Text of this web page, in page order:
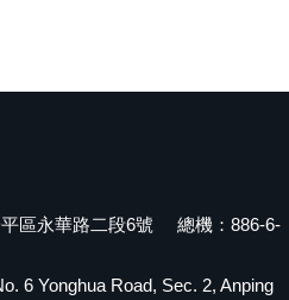
平區永華路二段6號 總機：886-6-
6 Yonghua Road, Sec. 2, Anping